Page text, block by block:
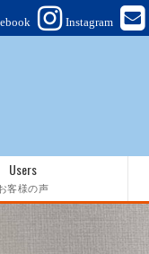
Instagram
Users
客様の声